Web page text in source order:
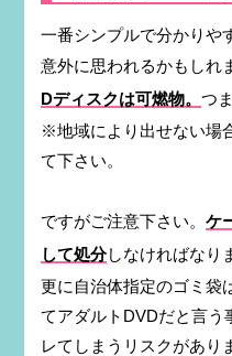
一番シンプルで分かりや
意外に思われるかもしれ
Dディスクは可燃物。つ
※地域により出せない場
て下さい。
ですがご注意下さい。ケ
して処分しなければなり
更に自治体指定のゴミ袋
てアダルトDVDだと言う
レてしまうリスクがあり